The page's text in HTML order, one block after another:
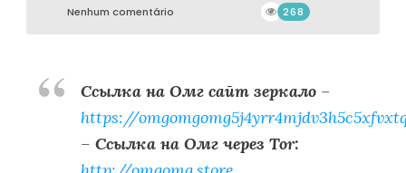
Nenhum comentário 268
Ссылка на Омг сайт зеркало–
https://
– Ссылка на Омг через Tor: